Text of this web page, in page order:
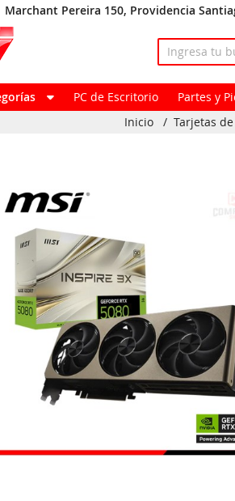
Marchant Pereira 150, Providencia
PC de Escritorio Partes y
Inicio
/ Tarjetas